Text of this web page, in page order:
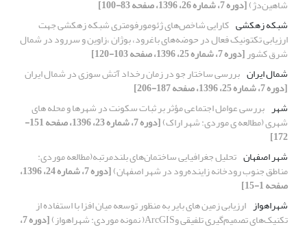
شاهین‌دژ)[دوره 7، شماره 26، 1396، صفحه 83-100]
شبکه زهکشی کارایی شاخص‌های ژئومورفومتری شبکه زهکشی جهت
ارزیابی تکتونیک فعال در حوضه‌های باغرود، بوژان ،زاوین و سررود در شمال
شرق کشور[دوره 7، شماره 25، 1396، صفحه 103-120]
شمال ایران بررسی ساختار جو در زمان رخداد آتش سوزی در شمال ایران
[دوره 7، شماره 25، 1396، صفحه 187-206]
شهر بررسی عوامل اجتماعی مؤثر بر ثبات سکونت در شهرها و محله های
شهری (مطالعه ی موردی: شهر اراک) [دوره 7، شماره 23، 1396، صفحه 151-
172]
شهر اصفهان تحلیل جغرافیایی ساختمان‌های بلندمرتبه(مطالعه موردی:
مناطق جنوب رودخانه زاینده‌رود در شهر اصفهان) [دوره 7، شماره 24، 1396،
صفحه 1-15]
شهراهواز ارزیابی زمین های بایر به منظور توسعه میان افزا با استفاده از
تکنیک‌های تصمیم‌گیری تلفیقی وArcGIS( نمونه موردی: شهراهواز) [دوره 7،